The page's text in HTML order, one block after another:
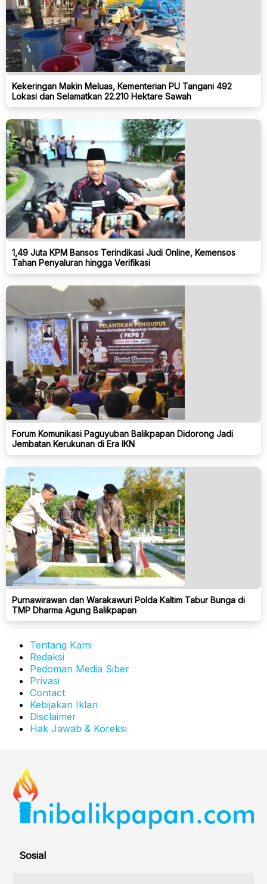
Kekeringan Makin Meluas, Kementerian PU Tangani 492
Lokasi dan Selamatkan 22.210 Hektare Sawah
1,49 Juta KPM Bansos Terindikasi Judi Online, Kemensos
Tahan Penyaluran hingga Verifikasi
Forum Komunikasi Paguyuban Balikpapan Didorong Jadi
Jembatan Kerukunan di Era IKN
Purnawirawan dan Warakawuri Polda Kaltim Tabur Bunga di
TMP Dharma Agung Balikpapan
Tentang Kami
Redaksi
Pedoman Media Siber
Privasi
Contact
Kebijakan Iklan
Disclaimer
Hak Jawab & Koreksi
Sosial